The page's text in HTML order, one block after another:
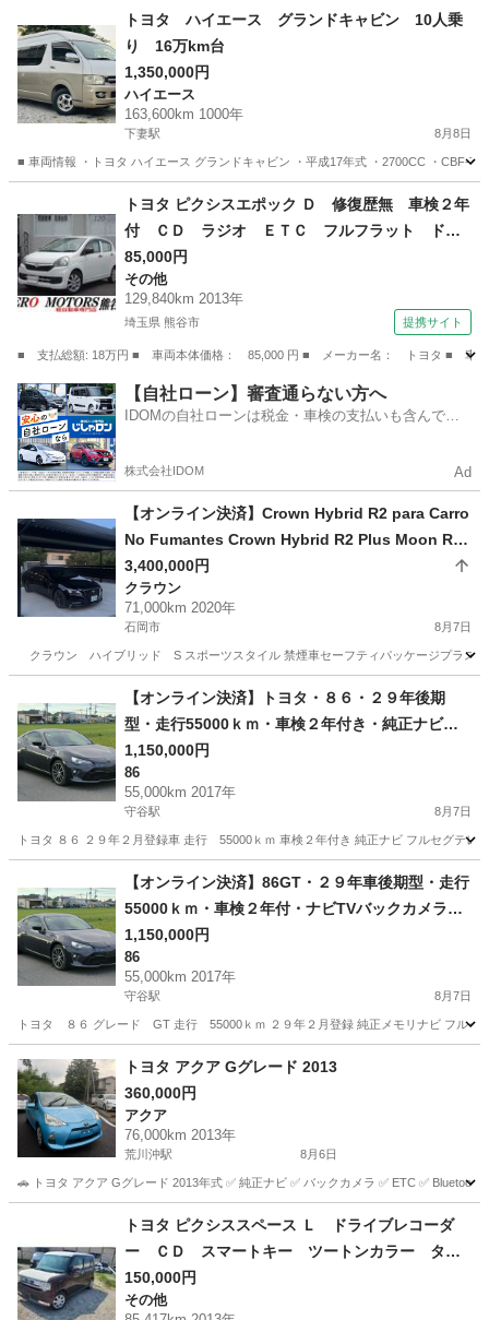
荒川沖駅 ハイブリッド
トヨタ ハイエース グランドキャビン 10人乗
り 16万km台
1,350,000円
ハイエース
163,600km 1000年
下妻駅 8月8日
■ 車両情報 ・トヨタ ハイエース グランドキャビン ・平成17年式 ・2700CC ・CBF-
下妻駅 ハイエース 車両
トヨタ ピクシスエポック Ｄ 修復歴無 車検２年
付 ＣＤ ラジオ ＥＴＣ フルフラット ドア
バイザー ライトレベライザー アルミホイー
ル ＡＢＳ タイミングチェーン式 フロアマッ
ト エアバッグ （なし）
85,000円
その他
129,840km 2013年
埼玉県 熊谷市 提携サイト
■ 支払総額: 18万円 ■ 車両本体価格： 85,000 円 ■ メーカー名： トヨタ ■
埼玉 熊谷市 その他
【自社ローン】審査通らない方へ
IDOMの自社ローンは税金・車検の支払いも含んでい
株式会社IDOM Ad
【オンライン決済】Crown Hybrid R2 para Carro
No Fumantes Crown Hybrid R2 Plus Moon Ro
of Modelista
3,400,000円
クラウン
71,000km 2020年
石岡市 8月7日
クラウン ハイブリッド S スポーツスタイル 禁煙車セーフティパッケージプラス
クラウン ハイブリッド
【オンライン決済】トヨタ・８６・２９年後期
型・走行55000ｋｍ・車検２年付き・純正ナビＴ
ＶバックカメラＥＴＣクルーズコントロール
1,150,000円
86
55,000km 2017年
守谷駅 8月7日
トヨタ ８６ ２９年２月登録車 走行 55000ｋｍ 車検２年付き 純正ナビ フルセグテ
守谷駅 クルーズコントロール
【オンライン決済】86GT・２９年車後期型・走行
55000ｋｍ・車検２年付・ナビTVバックカメラET
Cクルーズコントロール
1,150,000円
86
55,000km 2017年
守谷駅 8月7日
トヨタ ８６ グレード GT 走行 55000ｋｍ ２９年２月登録 純正メモリナビ フルセ
茨城 坂東市 守谷駅
トヨタ アクア Gグレード 2013
360,000円
アクア
76,000km 2013年
荒川沖駅 8月6日
🚗 トヨタ アクア Gグレード 2013年式 ✅ 純正ナビ ✅ バックカメラ ✅ ETC ✅
荒川沖駅 走行距離
トヨタ ピクシススペース Ｌ ドライブレコーダ
ー ＣＤ スマートキー ツートンカラー タイ
ヤホイール１４インチ 走行距離８５０００キロ
（車検整備付）
150,000円
その他